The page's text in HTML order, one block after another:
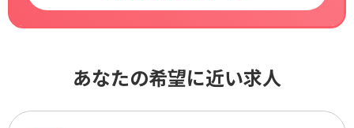
あなたの希望に近い求人